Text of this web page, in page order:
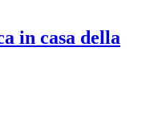
in casa della